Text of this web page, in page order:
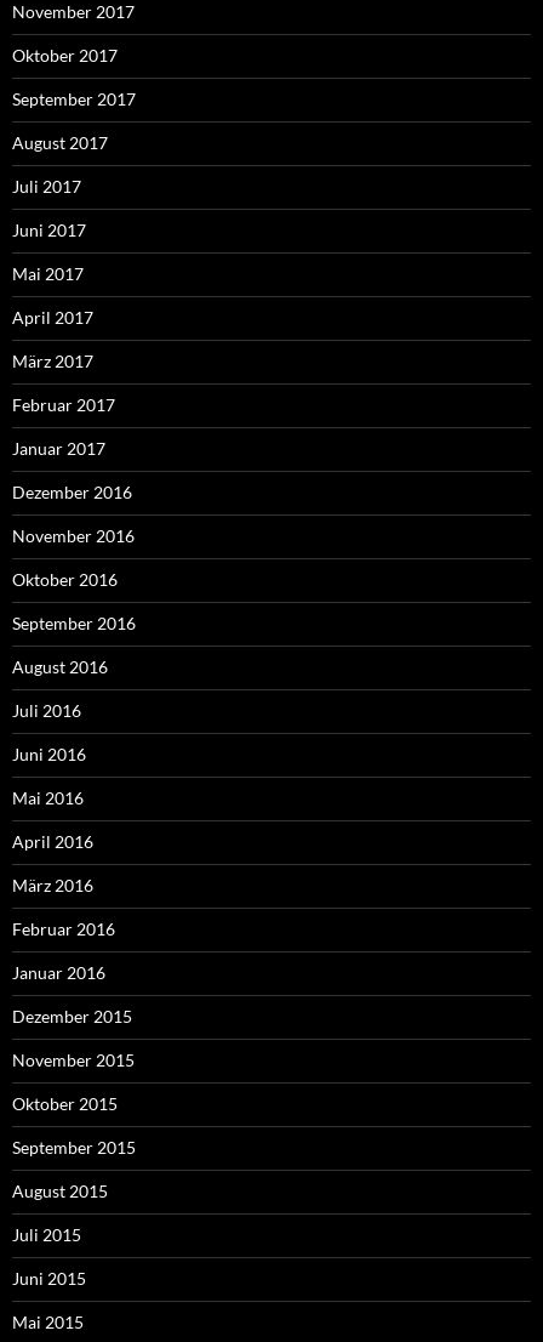
November 2017
Oktober 2017
September 2017
August 2017
Juli 2017
Juni 2017
Mai 2017
April 2017
März 2017
Februar 2017
Januar 2017
Dezember 2016
November 2016
Oktober 2016
September 2016
August 2016
Juli 2016
Juni 2016
Mai 2016
April 2016
März 2016
Februar 2016
Januar 2016
Dezember 2015
November 2015
Oktober 2015
September 2015
August 2015
Juli 2015
Juni 2015
Mai 2015